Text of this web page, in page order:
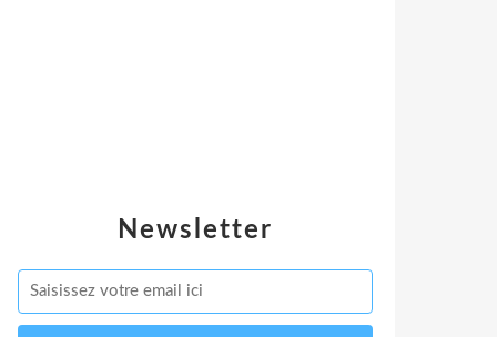
Newsletter